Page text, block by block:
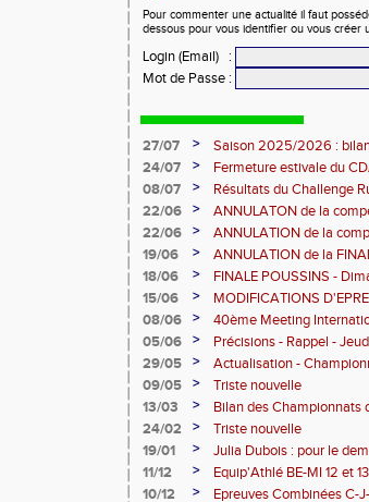
Pour commenter une actualité il faut
dessous pour vous identifier ou vous créer
Login (Email)
:
Mot de Passe :
27/07 >
Saison 2025/2026 : bilan
24/07
>
Fermeture estivale du
08/07
>
Résultats du Challenge
12 07 2026)
22/06 >
ANNULATON de la
juin
22/06 >
ANNULATION de la
19/06
>
ANNULATION de la
18/06
>
FINALE POUSSINS -
15/06
>
MODIFICATIONS
08/06
>
40ème Meeting
05/06
>
Précisions - Rappel -
29/05
>
Actualisation -
Montgeron
09/05 >
Triste nouvelle
13/03
>
Bilan des Championnats
24/02
>
Triste nouvelle
19/01
> Julia Dubois : pour le
11/12 >
Equip'Athlé BE-MI 12 et
10/12
>
Epreuves Combinées C-